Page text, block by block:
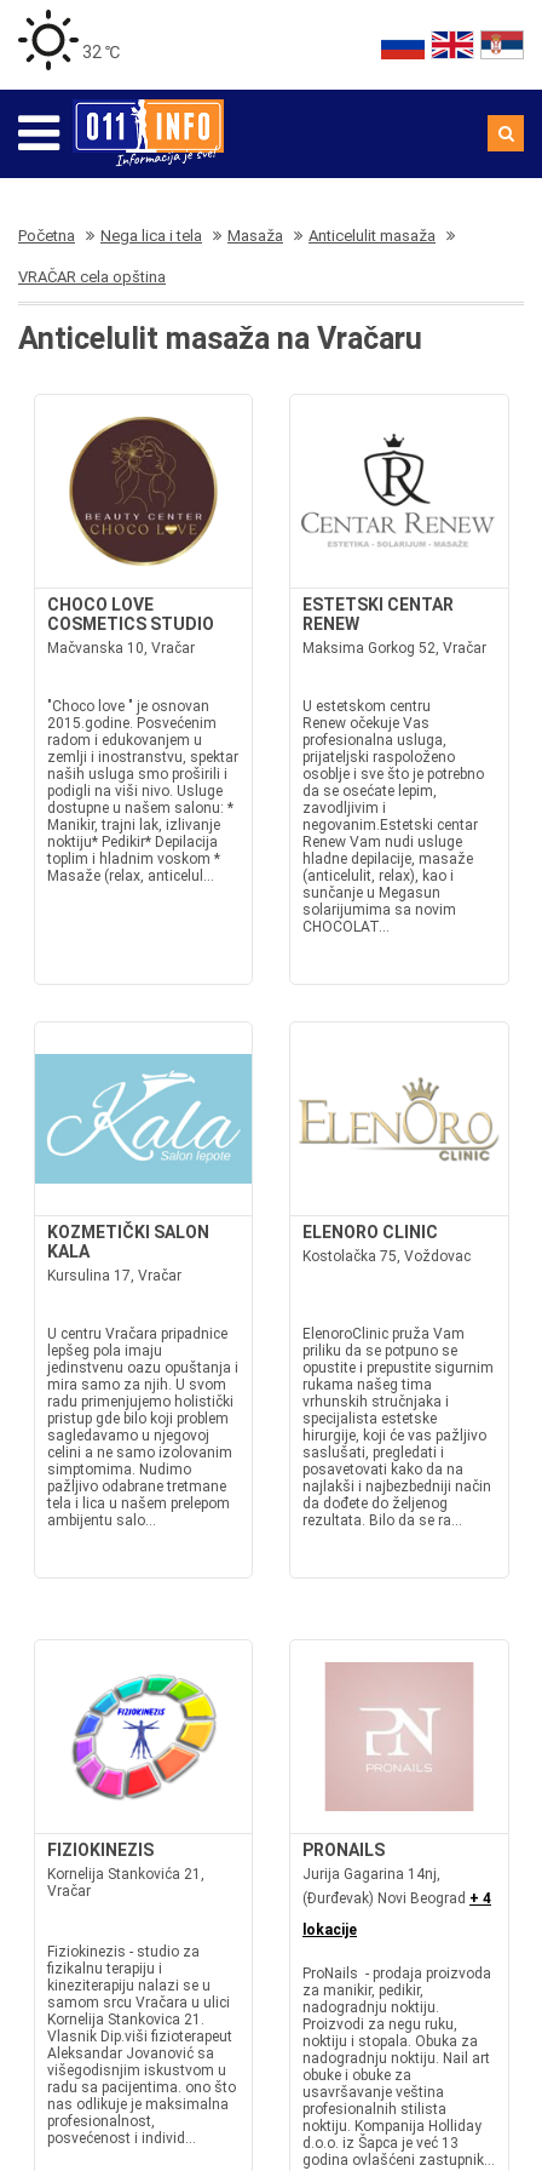
32 ℃
Početna Nega lica i tela Masaža Anticelulit masaža
VRAČAR cela opština
Anticelulit masaža na Vračaru
CHOCO LOVE
COSMETICS STUDIO
Mačvanska 10, Vračar
"Choco love " je osnovan
2015.godine. Posvećenim
radom i edukovanjem u
zemlji i inostranstvu, spektar
naših usluga smo proširili i
podigli na viši nivo. Usluge
dostupne u našem salonu: *
Manikir, trajni lak, izlivanje
noktiju* Pedikir* Depilacija
toplim i hladnim voskom *
Masaže (relax, anticelul...
ESTETSKI CENTAR
RENEW
Maksima Gorkog 52, Vračar
U estetskom centru
Renew očekuje Vas
profesionalna usluga,
prijateljski raspoloženo
osoblje i sve što je potrebno
da se osećate lepim,
zavodljivim i
negovanim.Estetski centar
Renew Vam nudi usluge
hladne depilacije, masaže
(anticelulit, relax), kao i
sunčanje u Megasun
solarijumima sa novim
CHOCOLAT...
KOZMETIČKI SALON
KALA
Kursulina 17, Vračar
U centru Vračara pripadnice
lepšeg pola imaju
jedinstvenu oazu opuštanja i
mira samo za njih. U svom
radu primenjujemo holistički
pristup gde bilo koji problem
sagledavamo u njegovoj
celini a ne samo izolovanim
simptomima. Nudimo
pažljivo odabrane tretmane
tela i lica u našem prelepom
ambijentu salo...
ELENORO CLINIC
Kostolačka 75, Voždovac
ElenoroClinic pruža Vam
priliku da se potpuno se
opustite i prepustite sigurnim
rukama našeg tima
vrhunskih stručnjaka i
specijalista estetske
hirurgije, koji će vas pažljivo
saslušati, pregledati i
posavetovati kako da na
najlakši i najbezbedniji način
da dođete do željenog
rezultata. Bilo da se ra...
FIZIOKINEZIS
Kornelija Stankovića 21,
Vračar
Fiziokinezis - studio za
fizikalnu terapiju i
kineziterapiju nalazi se u
samom srcu Vračara u ulici
Kornelija Stankovica 21.
Vlasnik Dip.viši fizioterapeut
Aleksandar Jovanović sa
višegodisnjim iskustvom u
radu sa pacijentima. ono što
nas odlikuje je maksimalna
profesionalnost,
posvećenost i individ...
PRONAILS
Jurija Gagarina 14nj,
(Đurđevak) Novi Beograd + 4
lokacije
ProNails - prodaja proizvoda
za manikir, pedikir,
nadogradnju noktiju.
Proizvodi za negu ruku,
noktiju i stopala. Obuka za
nadogradnju noktiju. Nail art
obuke i obuke za
usavršavanje veština
profesionalnih stilista
noktiju. Kompanija Holliday
d.o.o. iz Šapca je već 13
godina ovlašćeni zastupnik...